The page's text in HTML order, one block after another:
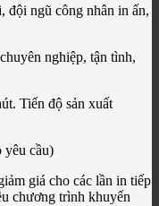
đội ngũ công nhân in ấn,
nghiệp, tận tình,
Tiến độ sản xuất
yêu cầu)
giá cho các lần in tiếp
chương trình khuyến